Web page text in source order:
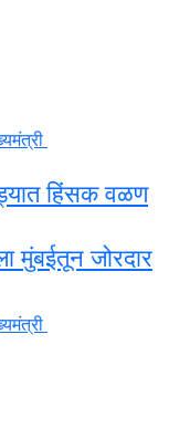
हिंसक वळण
मुंबईतून जोरदार